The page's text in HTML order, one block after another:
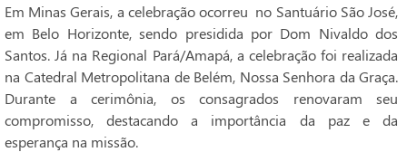
Em Minas Gerais, a celebração ocorreu no Santuário São José,
em Belo Horizonte, sendo presidida por Dom Nivaldo dos
Santos. Já na Regional Pará/Amapá, a celebração foi realizada
na Catedral Metropolitana de Belém, Nossa Senhora da Graça.
Durante a cerimônia, os consagrados renovaram seu
compromisso, destacando a importância da paz e da
esperança na missão.